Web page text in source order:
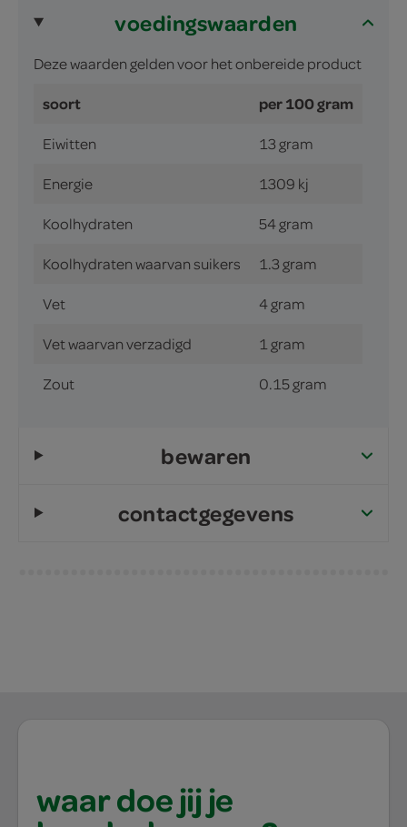
voedingswaarden
Deze waarden gelden voor het onbereide product
soort per 100 gram
Eiwitten 13 gram
Energie 1309 kj
Koolhydraten 54 gram
Koolhydraten waarvan suikers 1.3 gram
Vet 4 gram
Vet waarvan verzadigd 1 gram
Zout 0.15 gram
bewaren
contactgegevens
waar doe jij je